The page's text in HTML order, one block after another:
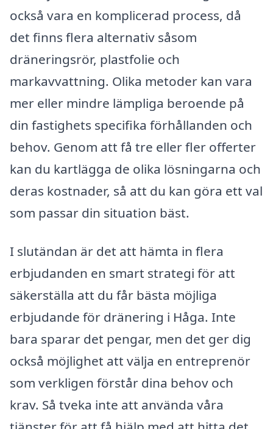
också vara en komplicerad process, då
det finns flera alternativ såsom
dräneringsrör, plastfolie och
markavvattning. Olika metoder kan vara
mer eller mindre lämpliga beroende på
din fastighets specifika förhållanden och
behov. Genom att få tre eller fler offerter
kan du kartlägga de olika lösningarna och
deras kostnader, så att du kan göra ett val
som passar din situation bäst.
I slutändan är det att hämta in flera
erbjudanden en smart strategi för att
säkerställa att du får bästa möjliga
erbjudande för dränering i Håga. Inte
bara sparar det pengar, men det ger dig
också möjlighet att välja en entreprenör
som verkligen förstår dina behov och
krav. Så tveka inte att använda våra